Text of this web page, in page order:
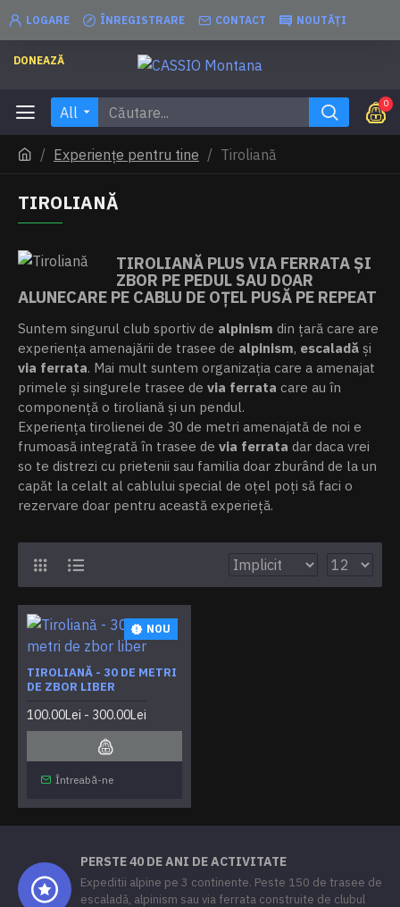
LOGARE ÎNREGISTRARE CONTACT NOUTĂȚI
DONEAZĂ
All 0
Experiențe pentru tine Tiroliană
TIROLIANĂ
TIROLIANĂ PLUS VIA FERRATA ȘI
ZBOR PE PEDUL SAU DOAR
ALUNECARE PE CABLU DE OȚEL PUSĂ PE REPEAT
Suntem singurul club sportiv de alpinism din țară care are
experiența amenajării de trasee de alpinism, escaladă și
via ferrata. Mai mult suntem organizația care a amenajat
primele și singurele trasee de via ferrata care au în
componență o tiroliană și un pendul.
Experiența tirolienei de 30 de metri amenajată de noi e
frumoasă integrată în trasee de via ferrata dar daca vrei
so te distrezi cu prietenii sau familia doar zburând de la un
capăt la celalt al cablului special de oțel poți să faci o
rezervare doar pentru această experieță.
NOU
TIROLIANĂ - 30 DE METRI
DE ZBOR LIBER
100.00Lei - 300.00Lei
Întreabă-ne
PERSTE 40 DE ANI DE ACTIVITATE
Expeditii alpine pe 3 continente. Peste 150 de trasee de
escaladă, alpinism sau via ferrata construite de clubul